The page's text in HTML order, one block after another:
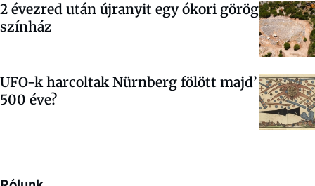
2 évezred után újranyit egy ókori görög
színház
UFO-k harcoltak Nürnberg fölött majd’
500 éve?